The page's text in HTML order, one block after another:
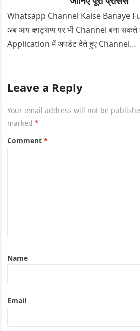
Whatsapp Channel Kaise Banaye
अब आप व्हाट्सप्प पर भी Channel बना सकते
Application में अपडेट देते हुए Channel…
Leave a Reply
Your email address will not be
marked*
Comment*
Name
Email